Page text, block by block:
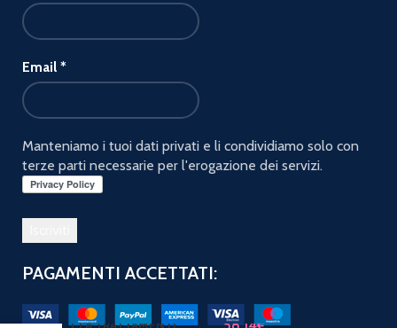
Email *
Manteniamo i tuoi dati privati e li condividiamo solo con
terze parti necessarie per l'erogazione dei servizi.
PAGAMENTI ACCETTATI:
58,14€